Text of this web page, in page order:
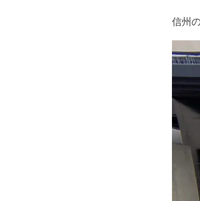
信州